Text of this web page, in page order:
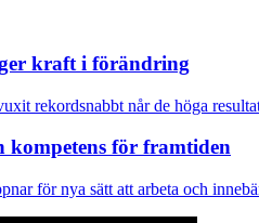
kraft i förändring
rekordsnabbt når de höga
kompetens för framtiden
för nya sätt att arbeta och